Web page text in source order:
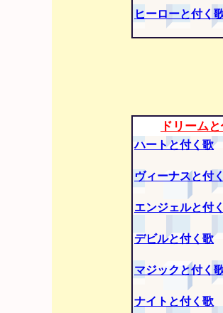
ヒーローと付く
ドリーム
ハートと付く歌
ヴィーナスと付
エンジェルと付
デビルと付く歌
マジックと付く
ナイトと付く歌